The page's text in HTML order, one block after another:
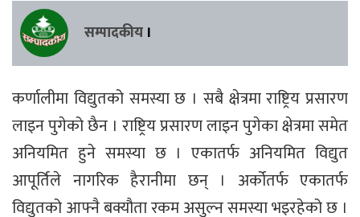
सम्पादकीय ।
कर्णालीमा विद्युतको समस्या छ । सबै क्षेत्रमा राष्ट्रिय प्रसारण
लाइन पुगेको छैन । राष्ट्रिय प्रसारण लाइन पुगेका क्षेत्रमा समेत
अनियमित हुने समस्या छ । एकातर्फ अनियमित विद्युत
आपूर्तिले नागरिक हैरानीमा छन् । अर्कोतर्फ एकातर्फ
विद्युतको आफ्नै बक्यौता रकम असुल्न समस्या भइरहेको छ ।